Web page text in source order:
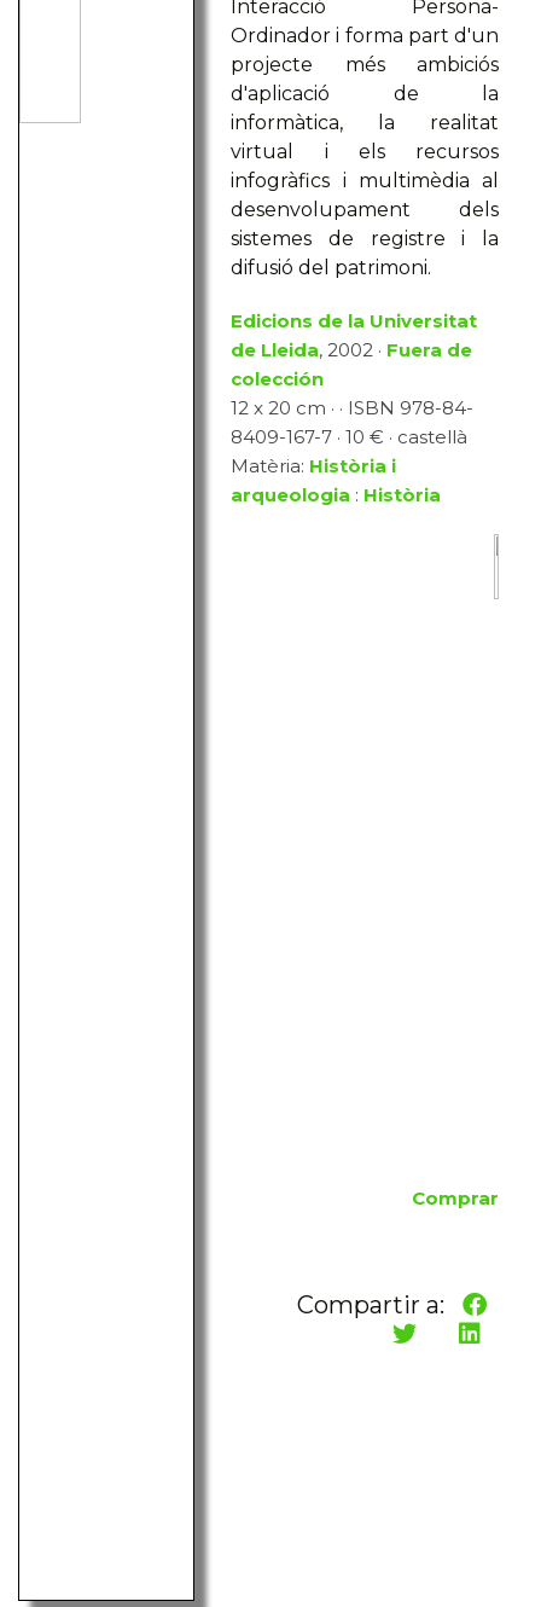
Interacció Persona-
Ordinador i forma part d'un
projecte més ambiciós
d'aplicació de la
informàtica, la realitat
virtual i els recursos
infogràfics i multimèdia al
desenvolupament dels
sistemes de registre i la
difusió del patrimoni.
Edicions de la Universitat
de Lleida, 2002 · Fuera de
colección
12 x 20 cm · · ISBN 978-84-
8409-167-7 · 10 € · castellà
Matèria: Història i
arqueologia : Història
Comprar
Compartir a: